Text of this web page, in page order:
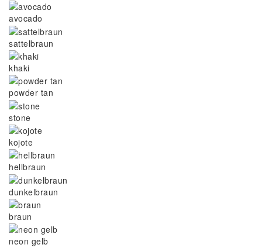
avocado
sattelbraun
khaki
powder tan
stone
kojote
hellbraun
dunkelbraun
braun
neon gelb